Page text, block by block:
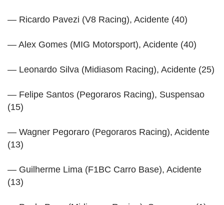
— Ricardo Pavezi (V8 Racing), Acidente (40)
— Alex Gomes (MIG Motorsport), Acidente (40)
— Leonardo Silva (Midiasom Racing), Acidente (25)
— Felipe Santos (Pegoraros Racing), Suspensao
(15)
— Wagner Pegoraro (Pegoraros Racing), Acidente
(13)
— Guilherme Lima (F1BC Carro Base), Acidente
(13)